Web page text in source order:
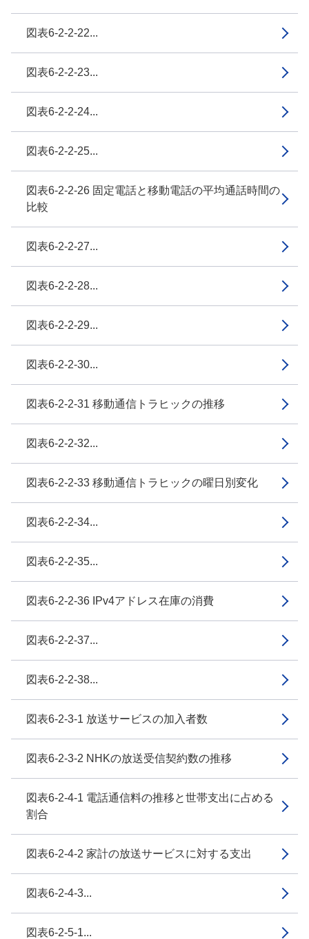
図表6-2-2-22...
図表6-2-2-23...
図表6-2-2-24...
図表6-2-2-25...
図表6-2-2-26 固定電話と移動電話の平均通話時間の
比較
図表6-2-2-27...
図表6-2-2-28...
図表6-2-2-29...
図表6-2-2-30...
図表6-2-2-31 移動通信トラヒックの推移
図表6-2-2-32...
図表6-2-2-33 移動通信トラヒックの曜日別変化
図表6-2-2-34...
図表6-2-2-35...
図表6-2-2-36 IPv4アドレス在庫の消費
図表6-2-2-37...
図表6-2-2-38...
図表6-2-3-1 放送サービスの加入者数
図表6-2-3-2 NHKの放送受信契約数の推移
図表6-2-4-1 電話通信料の推移と世帯支出に占める
割合
図表6-2-4-2 家計の放送サービスに対する支出
図表6-2-4-3...
図表6-2-5-1...